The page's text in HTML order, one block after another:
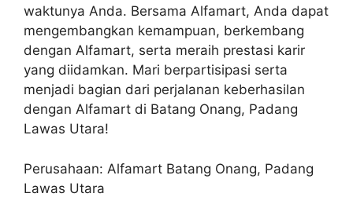
waktunya Anda. Bersama Alfamart, Anda dapat
mengembangkan kemampuan, berkembang
dengan Alfamart, serta meraih prestasi karir
yang diidamkan. Mari berpartisipasi serta
menjadi bagian dari perjalanan keberhasilan
dengan Alfamart di Batang Onang, Padang
Lawas Utara!
Perusahaan: Alfamart Batang Onang, Padang
Lawas Utara